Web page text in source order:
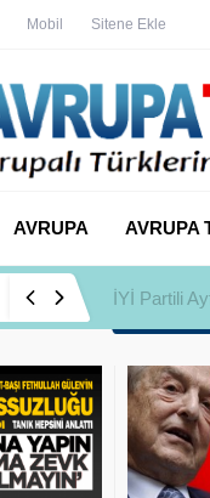
Mobil Sitene Ekle
AVRUPA AVRUPA
İYİ Partili